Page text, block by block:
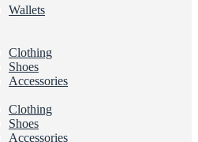
Wallets
Clothing
Shoes
Accessories
Clothing
Shoes
Accessories